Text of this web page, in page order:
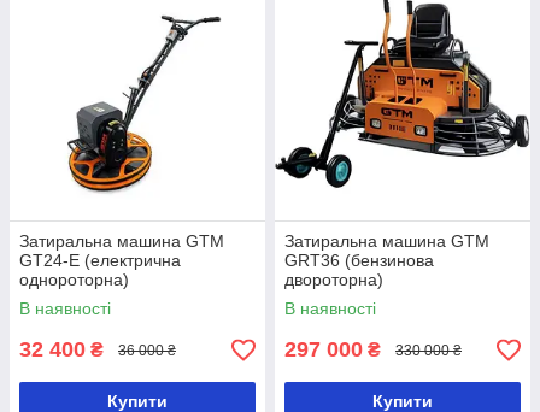
Затиральна машина GTM
GT24-E (електрична
однороторна)
В наявності
32 400 ₴ 36 000 ₴
Купити
Затиральна машина GTM
GRT36 (бензинова
двороторна)
В наявності
297 000 ₴ 330 000 ₴
Купити